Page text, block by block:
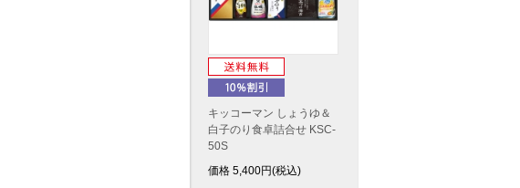
キッコーマン しょうゆ＆
白子のり食卓詰合せ KSC-
50S
価格 5,400円(税込)